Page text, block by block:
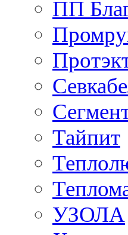
ПП
Тайпит
УЗОЛА